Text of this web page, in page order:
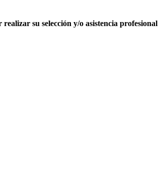
realizar su selección y/o asistencia profesional